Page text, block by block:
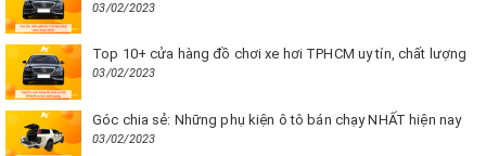
03/02/2023
Top 10+ cửa hàng đồ chơi xe hơi TPHCM uy tín, chất lượng
03/02/2023
Góc chia sẻ: Những phụ kiện ô tô bán chạy NHẤT hiện nay
03/02/2023